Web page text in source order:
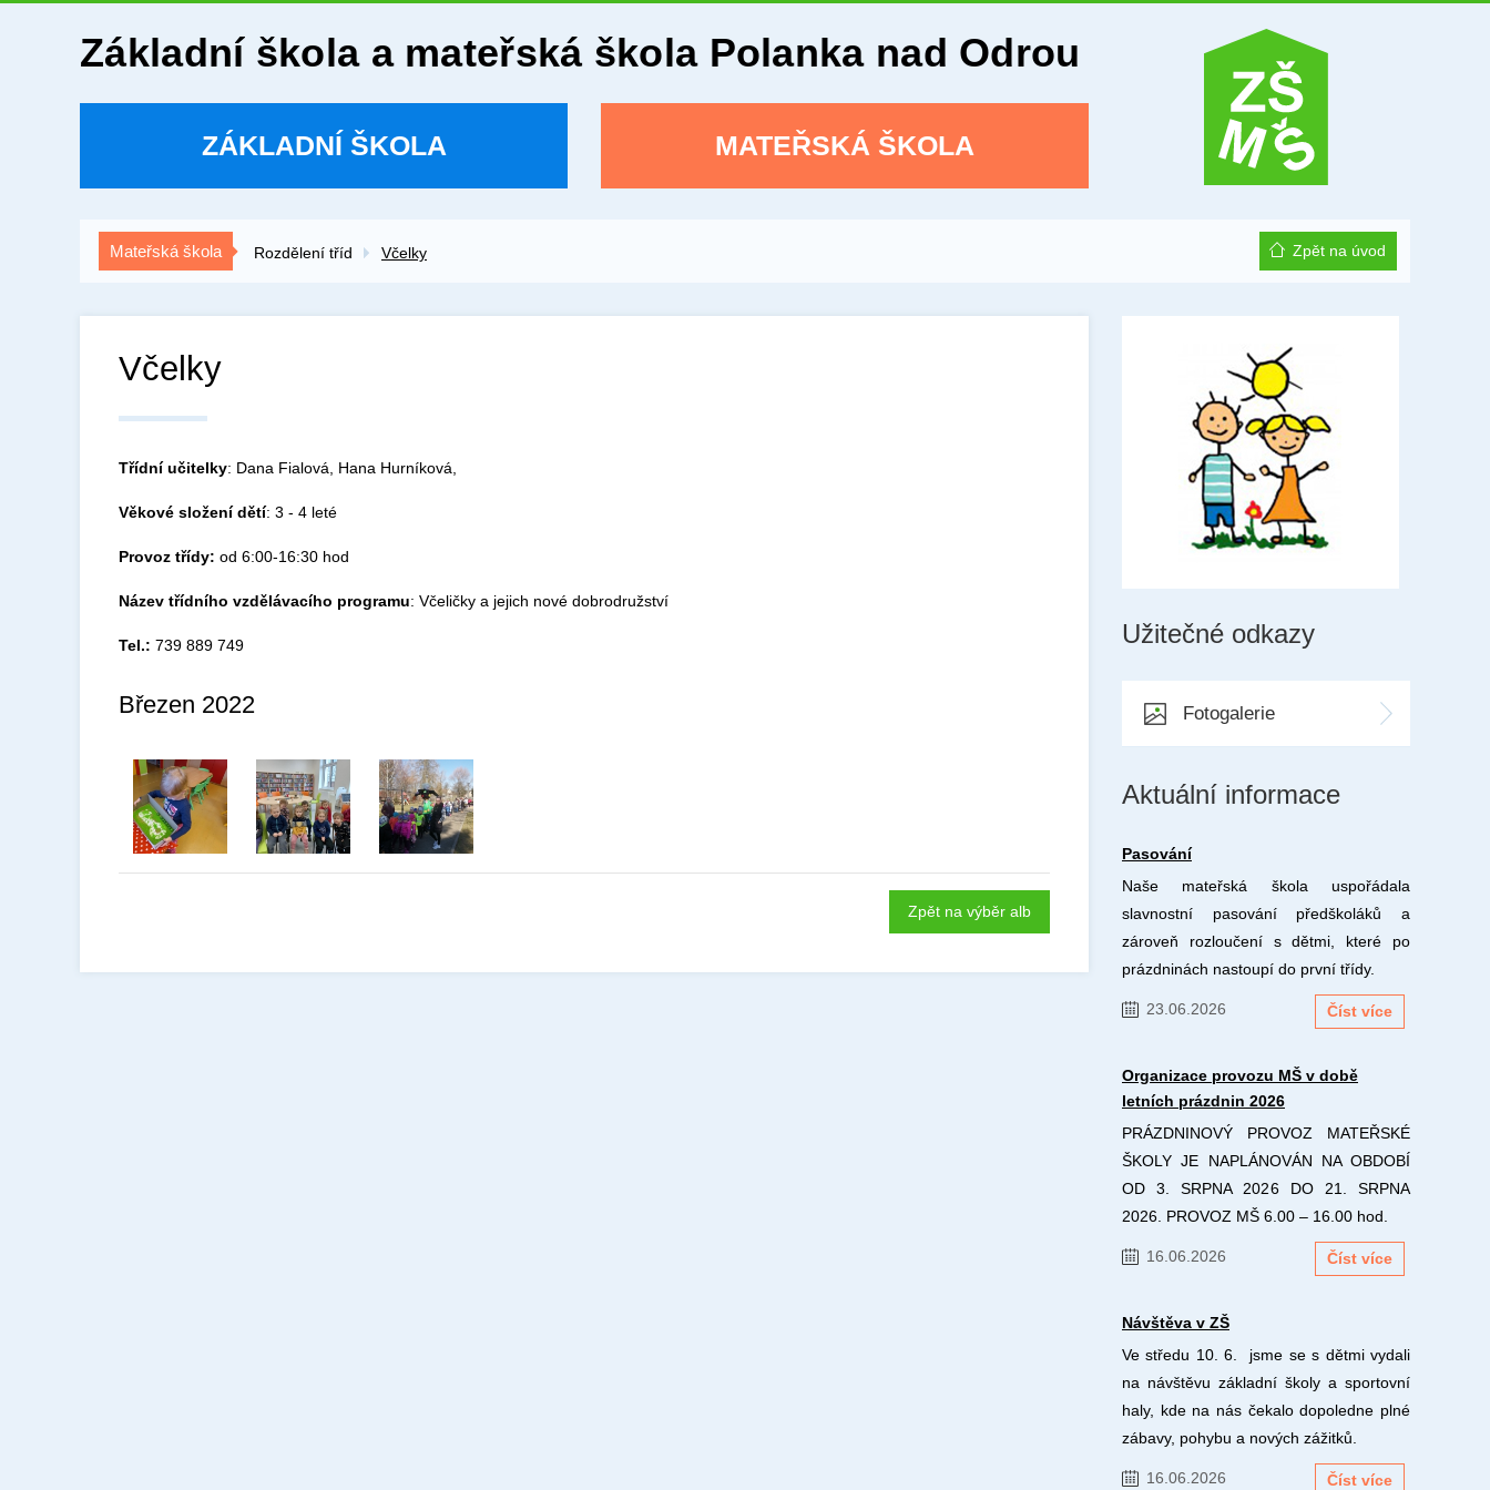
Základní škola a mateřská škola Polanka nad Odrou
ZÁKLADNÍ ŠKOLA MATEŘSKÁ ŠKOLA
Mateřská škola Rozdělení tříd Včelky Zpět na úvod
Včelky
Třídní učitelky: Dana Fialová, Hana Hurníková,
Věkové složení dětí: 3 - 4 leté
Provoz třídy: od 6:00-16:30 hod
Název třídního vzdělávacího programu: Včeličky a jejich nové dobrodružství
Tel.: 739 889 749
Březen 2022
Zpět na výběr alb
Užitečné odkazy
Fotogalerie
Aktuální informace
Pasování
Naše mateřská škola uspořádala
slavnostní pasování předškoláků a
zároveň rozloučení s dětmi, které po
prázdninách nastoupí do první třídy.
23.06.2026 Číst více
Organizace provozu MŠ v době
letních prázdnin 2026
PRÁZDNINOVÝ PROVOZ MATEŘSKÉ
ŠKOLY JE NAPLÁNOVÁN NA OBDOBÍ
OD 3. SRPNA 2026 DO 21. SRPNA
2026. PROVOZ MŠ 6.00 – 16.00 hod.
16.06.2026 Číst více
Návštěva v ZŠ
Ve středu 10. 6. jsme se s dětmi vydali
na návštěvu základní školy a sportovní
haly, kde na nás čekalo dopoledne plné
zábavy, pohybu a nových zážitků.
16.06.2026 Číst více